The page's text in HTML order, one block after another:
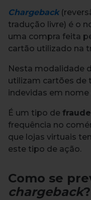
Chargeback
tradução livre) é o
uma compra feita
cartão utilizado na
Nesta modalidade
utilizam cartões de
indevidas em
É um tipo de fraude
frequência no
que lojas virtuais
este tipo de ação.
Como se
chargeback?